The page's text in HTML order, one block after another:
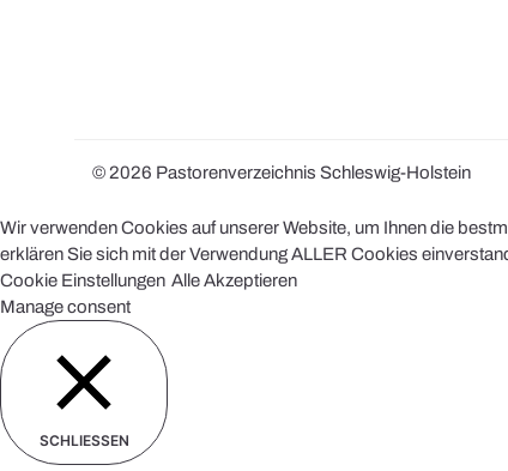
© 2026 Pastorenverzeichnis Schleswig-Holstein
Wir verwenden Cookies auf unserer Website, um Ihnen die
erklären Sie sich mit der Verwendung ALLER Cookies
Cookie Einstellungen Alle Akzeptieren
Manage consent
SCHLIESSEN